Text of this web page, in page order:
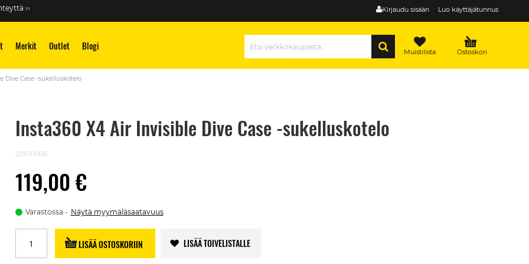
Kirjaudu sisään Luo käyttäjätunnus
››
Merkit Outlet Blogi Ostoskori
Muistilista
Dive Case -sukelluskotelo
Insta360 X4 Air Invisible Dive Case -sukelluskotelo
229134935
119,00 €
Varastossa Näytä myymäläsaatavuus
LISÄÄ OSTOSKORIIN LISÄÄ TOIVELISTALLE